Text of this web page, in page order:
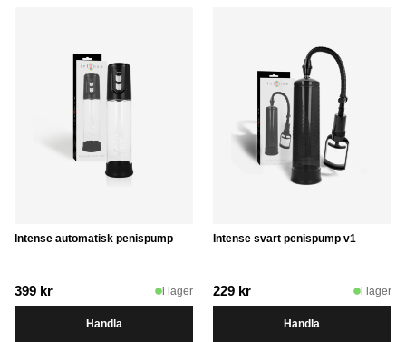
Intense automatisk penispump
399 kr i lager
Handla
Intense svart penispump v1
229 kr i lager
Handla